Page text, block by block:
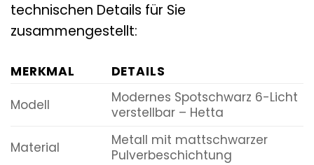
technischen Details für Sie
zusammengestellt:
MERKMAL
DETAILS
Modell
Modernes Spotschwarz 6-Licht
verstellbar – Hetta
Material
Metall mit mattschwarzer
Pulverbeschichtung